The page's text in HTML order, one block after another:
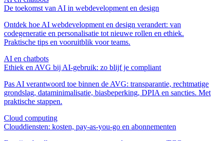
De toekomst van AI in webdevelopment en design
Ontdek hoe AI webdevelopment en design verandert: van
codegeneratie en personalisatie tot nieuwe rollen en ethiek.
Praktische tips en vooruitblik voor teams.
AI en chatbots
Ethiek en AVG bij AI‑gebruik: zo blijf je compliant
Pas AI verantwoord toe binnen de AVG: transparantie, rechtmatige
grondslag, dataminimalisatie, biasbeperking, DPIA en sancties. Met
praktische stappen.
Cloud computing
Clouddiensten: kosten, pay‑as‑you‑go en abonnementen